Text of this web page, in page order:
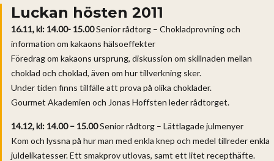
Luckan hösten 2011
16.11, kl: 14.00- 15.00Senior rådtorg – Chokladprovning och
information om kakaons hälsoeffekter
Föredrag om kakaons ursprung, diskussion om skillnaden mellan
choklad och choklad, även om hur tillverkning sker.
Under tiden finns tillfälle att prova på olika choklader.
Gourmet Akademien och Jonas Hoffsten leder rådtorget.
14.12, kl: 14.00 – 15.00Senior rådtorg – Lättlagade julmenyer
Kom och lyssna på hur man med enkla knep och medel tillreder enkla
juldelikatesser. Ett smakprov utlovas, samt ett litet recepthäfte.